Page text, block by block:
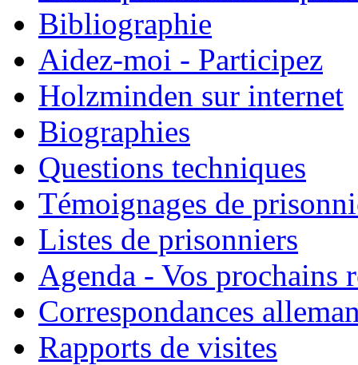
Bibliographie
Aidez-moi - Participez
Holzminden sur internet
Biographies
Questions techniques
Témoignages de
Listes de prisonniers
Agenda - Vos prochains
Correspondances
Rapports de visites